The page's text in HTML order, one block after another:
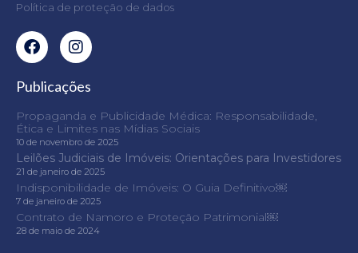
Política de proteção de dados
Publicações
Propaganda e Publicidade Médica: Responsabilidade,
Ética e Limites nas Mídias Sociais
10 de novembro de 2025
Leilões Judiciais de Imóveis: Orientações para Investidores
21 de janeiro de 2025
Indisponibilidade de Imóveis: O Guia Definitivo￼
7 de janeiro de 2025
Contrato de Namoro e Proteção Patrimonial￼
28 de maio de 2024